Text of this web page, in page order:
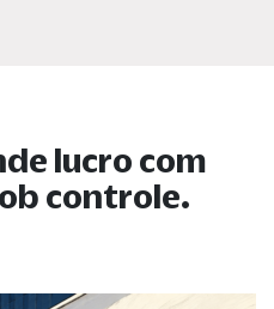
lucro com
controle.